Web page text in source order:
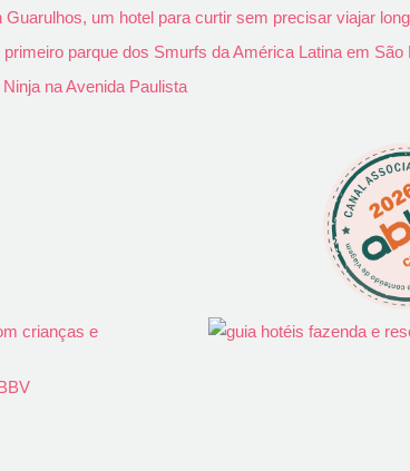
um hotel para curtir sem precisar viajar
parque dos Smurfs da América Latina em São
na Avenida Paulista